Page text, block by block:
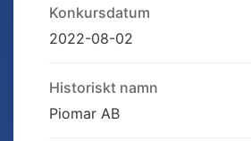
Konkursdatum
2022-08-02
Historiskt namn
Piomar AB